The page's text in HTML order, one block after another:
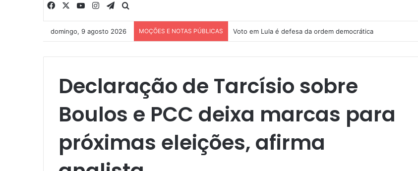
Facebook YouTubeInstagramTelegram
domingo, 9 agosto 2026 MOÇÕES E NOTAS PÚBLICAS Nota de solidariedade ao povo venezuelano
Declaração de Tarcísio sobre
Boulos e PCC deixa marcas para
próximas eleições, afirma